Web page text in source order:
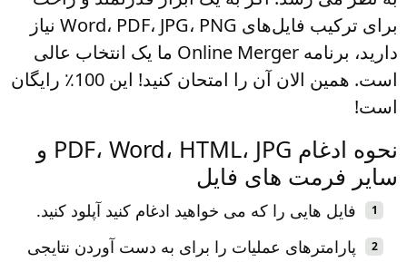
برای ترکیب فایل‌های Word، PDF، JPG، PNG نیاز
دارید، برنامه Online Merger ما یک انتخاب عالی
است. همین الان آن را امتحان کنید! این 100٪ رایگان
است!
نحوه ادغام PDF، Word، HTML، JPG و
سایر فرمت های فایل
فایل هایی را که می خواهید ادغام کنید آپلود کنید.
پارامترهای عملیات را برای به دست آوردن نتایجی